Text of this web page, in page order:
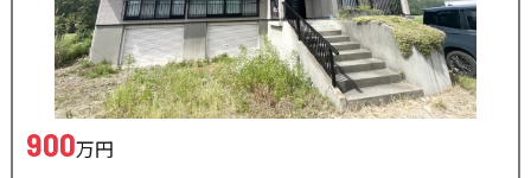
900万円